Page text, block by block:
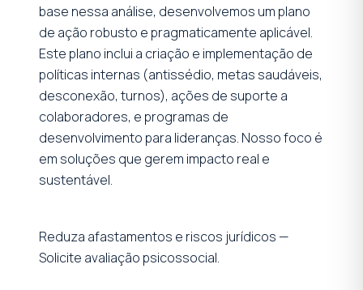
base nessa análise, desenvolvemos um plano
de ação robusto e pragmaticamente aplicável.
Este plano inclui a criação e implementação de
políticas internas (antissédio, metas saudáveis,
desconexão, turnos), ações de suporte a
colaboradores, e programas de
desenvolvimento para lideranças. Nosso foco é
em soluções que gerem impacto real e
sustentável.
Reduza afastamentos e riscos jurídicos —
Solicite avaliação psicossocial.